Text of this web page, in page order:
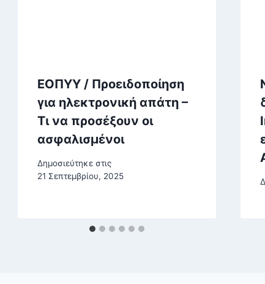
ΕΟΠΥΥ / Προειδοποίηση
για ηλεκτρονική απάτη –
Τι να προσέξουν οι
ασφαλισμένοι
Δημοσιεύτηκε στις
21 Σεπτεμβρίου, 2025